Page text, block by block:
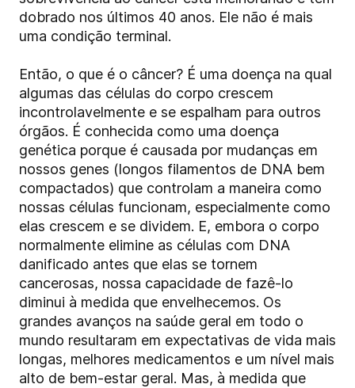
dobrado nos últimos 40 anos. Ele não é mais
uma condição terminal.
Então, o que é o câncer? É uma doença na qual
algumas das células do corpo crescem
incontrolavelmente e se espalham para outros
órgãos. É conhecida como uma doença
genética porque é causada por mudanças em
nossos genes (longos filamentos de DNA bem
compactados) que controlam a maneira como
nossas células funcionam, especialmente como
elas crescem e se dividem. E, embora o corpo
normalmente elimine as células com DNA
danificado antes que elas se tornem
cancerosas, nossa capacidade de fazê-lo
diminui à medida que envelhecemos. Os
grandes avanços na saúde geral em todo o
mundo resultaram em expectativas de vida mais
longas, melhores medicamentos e um nível mais
alto de bem-estar geral. Mas, à medida que